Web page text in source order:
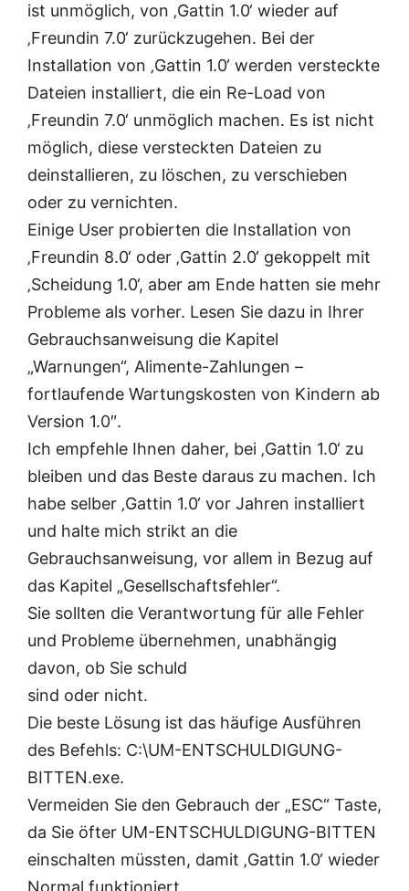
ist unmöglich, von ‚Gattin 1.0‘ wieder auf
‚Freundin 7.0‘ zurückzugehen. Bei der
Installation von ‚Gattin 1.0‘ werden versteckte
Dateien installiert, die ein Re-Load von
‚Freundin 7.0‘ unmöglich machen. Es ist nicht
möglich, diese versteckten Dateien zu
deinstallieren, zu löschen, zu verschieben
oder zu vernichten.
Einige User probierten die Installation von
‚Freundin 8.0‘ oder ‚Gattin 2.0‘ gekoppelt mit
‚Scheidung 1.0‘, aber am Ende hatten sie mehr
Probleme als vorher. Lesen Sie dazu in Ihrer
Gebrauchsanweisung die Kapitel
„Warnungen“, Alimente-Zahlungen –
fortlaufende Wartungskosten von Kindern ab
Version 1.0″.
Ich empfehle Ihnen daher, bei ‚Gattin 1.0‘ zu
bleiben und das Beste daraus zu machen. Ich
habe selber ‚Gattin 1.0‘ vor Jahren installiert
und halte mich strikt an die
Gebrauchsanweisung, vor allem in Bezug auf
das Kapitel „Gesellschaftsfehler“.
Sie sollten die Verantwortung für alle Fehler
und Probleme übernehmen, unabhängig
davon, ob Sie schuld
sind oder nicht.
Die beste Lösung ist das häufige Ausführen
des Befehls: C:\UM-ENTSCHULDIGUNG-
BITTEN.exe.
Vermeiden Sie den Gebrauch der „ESC“ Taste,
da Sie öfter UM-ENTSCHULDIGUNG-BITTEN
einschalten müssten, damit ‚Gattin 1.0‘ wieder
Normal funktioniert.